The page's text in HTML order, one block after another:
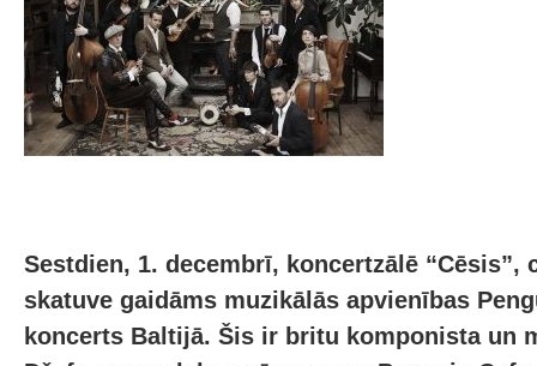
Sestdien, 1. decembrī, koncertzālē “Cēsis”,
skatuve gaidāms muzikālās apvienības
koncerts Baltijā. Šis ir britu komponista un